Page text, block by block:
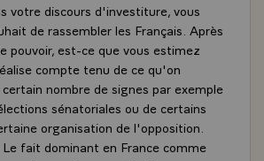
votre discours d'investiture, vous
de rassembler les Français. Après
pouvoir, est-ce que vous estimez
compte tenu de ce qu'on
nombre de signes par exemple
sénatoriales ou de certains
organisation de l'opposition.
fait dominant en France comme